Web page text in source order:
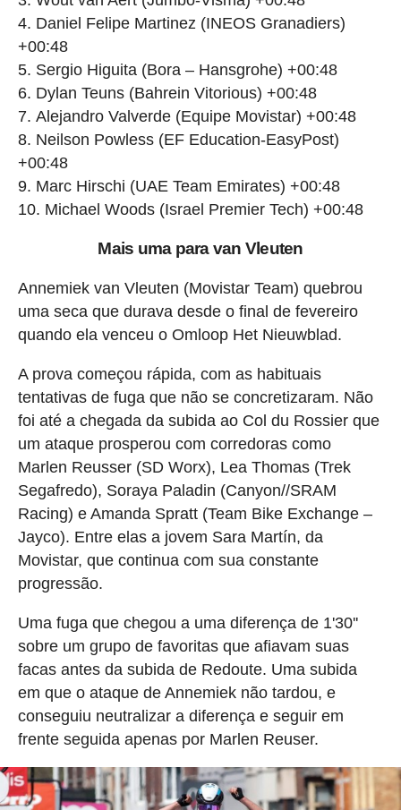
Daniel Felipe Martinez (INEOS Granadiers)
+00:48
Sergio Higuita (Bora – Hansgrohe) +00:48
Dylan Teuns (Bahrein Vitorious) +00:48
Alejandro Valverde (Equipe Movistar) +00:48
Neilson Powless (EF Education-EasyPost)
+00:48
Marc Hirschi (UAE Team Emirates) +00:48
Michael Woods (Israel Premier Tech) +00:48
Mais uma para van Vleuten
Annemiek van Vleuten (Movistar Team) quebrou
uma seca que durava desde o final de fevereiro
quando ela venceu o Omloop Het Nieuwblad.
A prova começou rápida, com as habituais
tentativas de fuga que não se concretizaram. Não
foi até a chegada da subida ao Col du Rossier que
um ataque prosperou com corredoras como
Marlen Reusser (SD Worx), Lea Thomas (Trek
Segafredo), Soraya Paladin (Canyon//SRAM
Racing) e Amanda Spratt (Team Bike Exchange –
Jayco). Entre elas a jovem Sara Martín, da
Movistar, que continua com sua constante
progressão.
Uma fuga que chegou a uma diferença de 1'30''
sobre um grupo de favoritas que afiavam suas
facas antes da subida de Redoute. Uma subida
em que o ataque de Annemiek não tardou, e
conseguiu neutralizar a diferença e seguir em
frente seguida apenas por Marlen Reuser.